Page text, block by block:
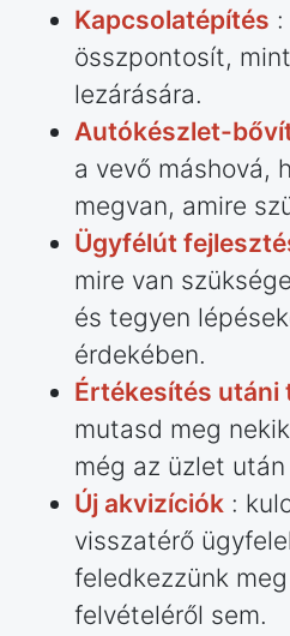
Kapcsolatépítés
összpontosít,
lezárására.
Autókészlet-
a vevő máshová,
megvan, amire
Ügyfélút
mire van
és tegyen
érdekében.
Értékesítés utáni
mutasd meg
még az üzlet után
Új akvizíciók :
visszatérő
feledkezzünk
felvételéről sem.